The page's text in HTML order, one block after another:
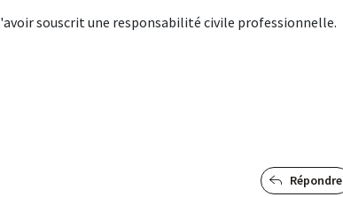
souscrit une responsabilité civile professionnelle.
Répondre